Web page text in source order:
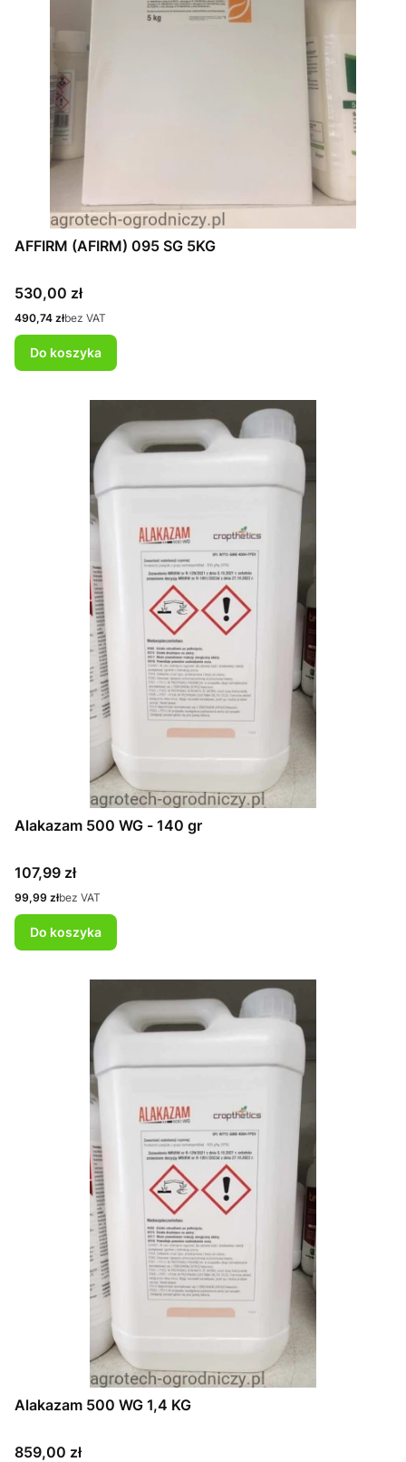
AFFIRM (AFIRM) 095 SG 5KG
Cena
530,00 zł
Cena
490,74 złbez VAT
Do koszyka
Alakazam 500 WG - 140 gr
Cena
107,99 zł
Cena
99,99 złbez VAT
Do koszyka
Alakazam 500 WG 1,4 KG
Cena
859,00 zł